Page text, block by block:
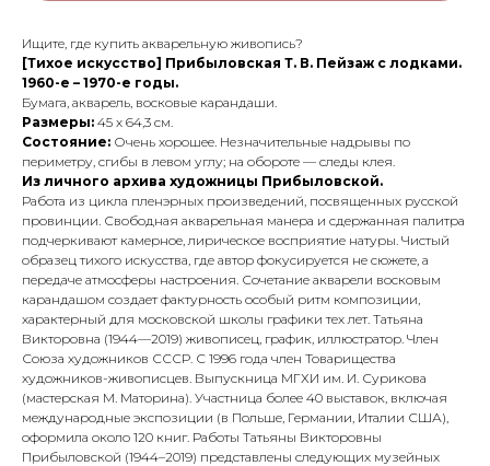
Ищите, где купить акварельную живопись?
[Тихое искусство] Прибыловская Т. В. Пейзаж с лодками.
1960-е – 1970-е годы.
Бумага, акварель, восковые карандаши.
Размеры: 45 х 64,3 см.
Состояние: Очень хорошее. Незначительные надрывы по
периметру, сгибы в левом углу; на обороте — следы клея.
Из личного архива художницы Прибыловской.
Работа из цикла пленэрных произведений, посвященных русской
провинции. Свободная акварельная манера и сдержанная палитра
подчеркивают камерное, лирическое восприятие натуры. Чистый
образец тихого искусства, где автор фокусируется не сюжете, а
передаче атмосферы настроения. Сочетание акварели восковым
карандашом создает фактурность особый ритм композиции,
характерный для московской школы графики тех лет. Татьяна
Викторовна (1944—2019) живописец, график, иллюстратор. Член
Союза художников СССР. С 1996 года член Товарищества
художников-живописцев. Выпускница МГХИ им. И. Сурикова
(мастерская М. Маторина). Участница более 40 выставок, включая
международные экспозиции (в Польше, Германии, Италии США),
оформила около 120 книг. Работы Татьяны Викторовны
Прибыловской (1944–2019) представлены следующих музейных